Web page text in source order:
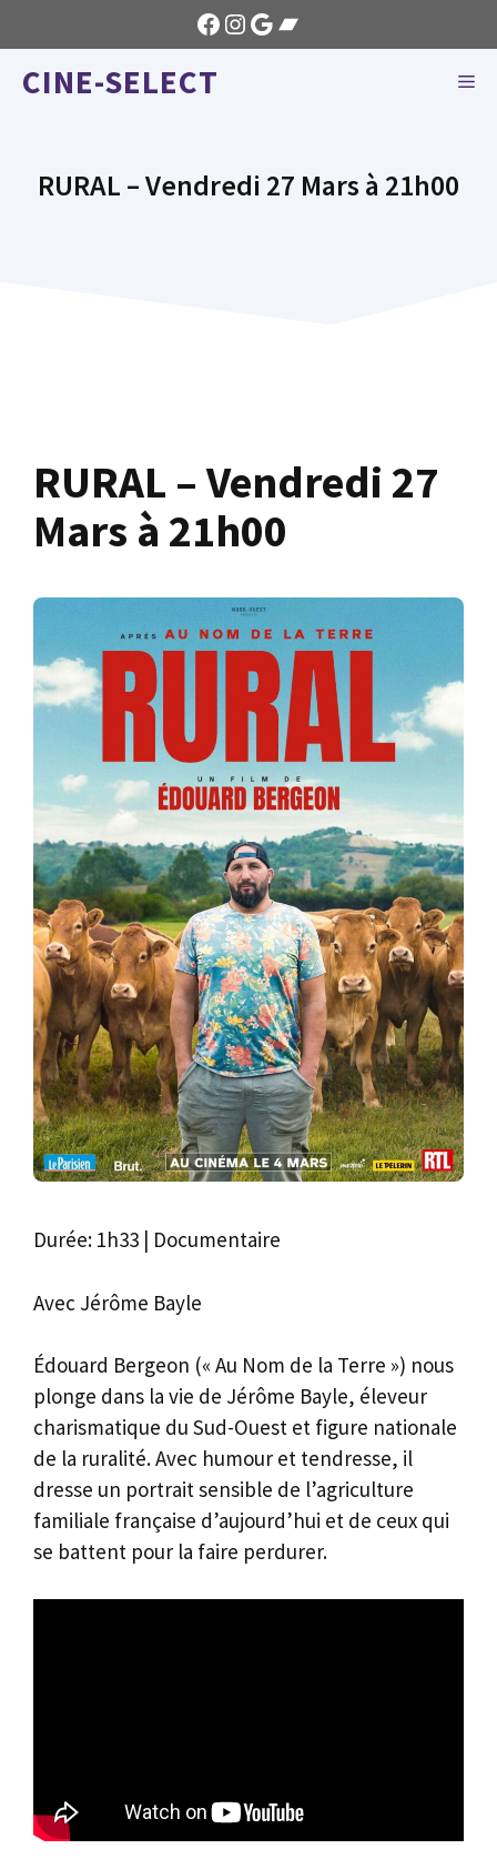
au
contenu
Facebook
Instagram
GoogleBandcamp
CINE-SELECT
RURAL – Vendredi 27 Mars à 21h00
RURAL – Vendredi 27
Mars à 21h00
Durée: 1h33 | Documentaire
Avec Jérôme Bayle
Édouard Bergeon (« Au Nom de la Terre ») nous
plonge dans la vie de Jérôme Bayle, éleveur
charismatique du Sud-Ouest et figure nationale
de la ruralité. Avec humour et tendresse, il
dresse un portrait sensible de l’agriculture
familiale française d’aujourd’hui et de ceux qui
se battent pour la faire perdurer.